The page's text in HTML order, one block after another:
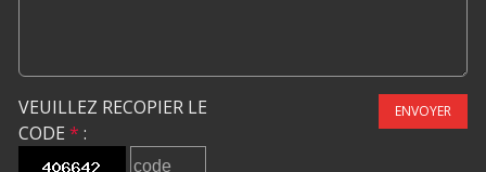
VEUILLEZ RECOPIER LE
CODE * :
ENVOYER